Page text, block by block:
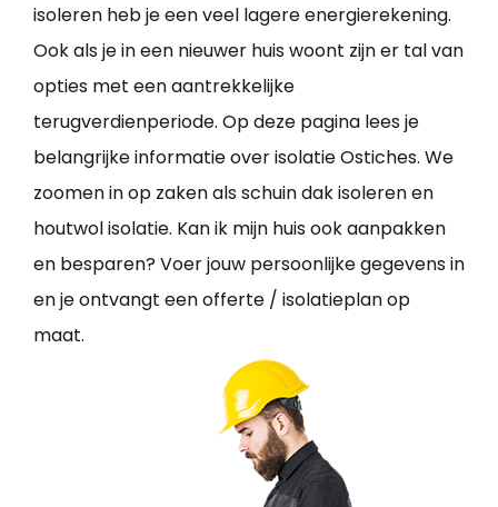
isoleren heb je een veel lagere energierekening.
Ook als je in een nieuwer huis woont zijn er tal van
opties met een aantrekkelijke
terugverdienperiode. Op deze pagina lees je
belangrijke informatie over isolatie Ostiches. We
zoomen in op zaken als schuin dak isoleren en
houtwol isolatie. Kan ik mijn huis ook aanpakken
en besparen? Voer jouw persoonlijke gegevens in
en je ontvangt een offerte / isolatieplan op
maat.